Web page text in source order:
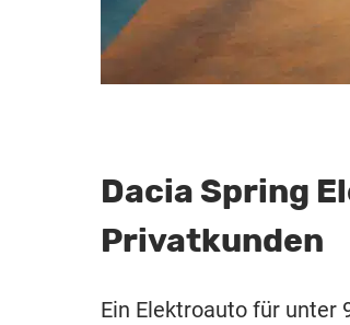
Dacia Spring
Privatkunden
Ein Elektroauto für unter